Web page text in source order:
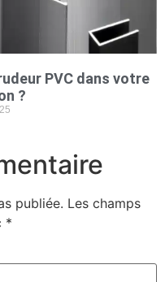
PVC dans votre
?
publiée. Les champs
*